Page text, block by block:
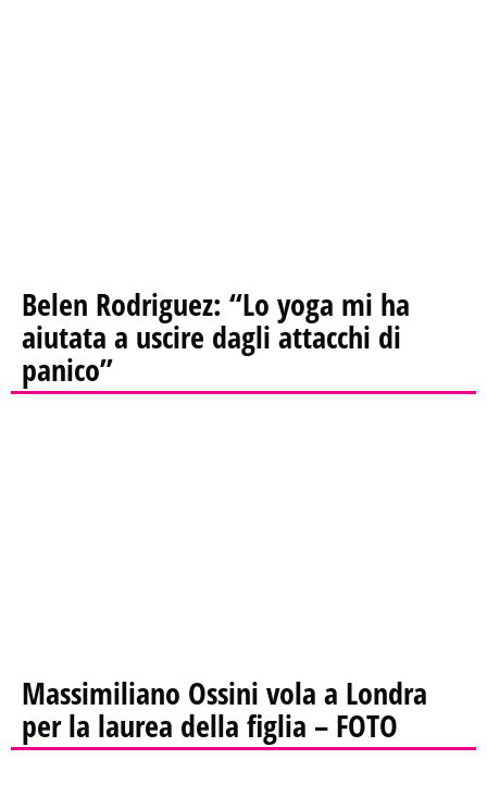
Belen Rodriguez: “Lo yoga mi ha
aiutata a uscire dagli attacchi di
panico”
Massimiliano Ossini vola a Londra
per la laurea della figlia – FOTO